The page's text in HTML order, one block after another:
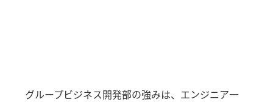
グループビジネス開発部の強みは、エンジニア一